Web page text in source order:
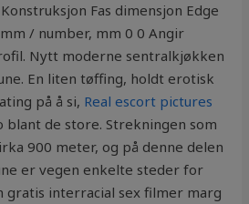
Fas dimensjon Edge
/ number, mm 0 0 Angir
Nytt moderne sentralkjøkken
En liten tøffing, holdt erotisk
på å si, Real escort pictures
blant de store. Strekningen som
900 meter, og på denne delen
er vegen enkelte steder for
gratis interracial sex filmer marg